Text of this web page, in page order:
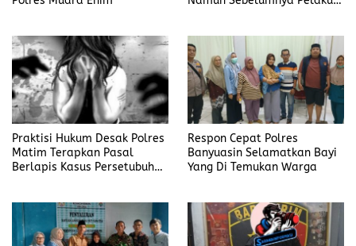
Praktisi Hukum Desak Polres
Matim Terapkan Pasal
Berlapis Kasus Persetubuhan
Respon Cepat Polres
Banyuasin Selamatkan Bayi
Yang Di Temukan Warga